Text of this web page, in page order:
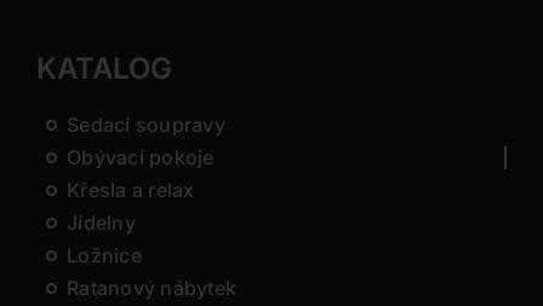
KATALOG
Sedací soupravy
Obývací pokoje
Křesla a relax
Jídelny
Ložnice
Ratanový nábytek